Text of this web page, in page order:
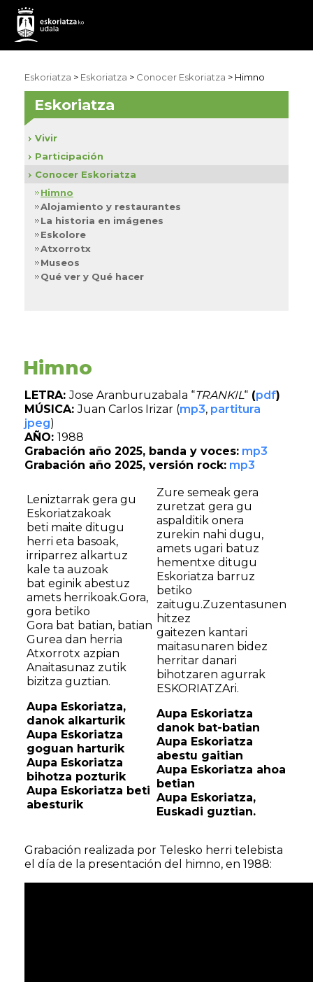
Eskoriatza > Eskoriatza > Conocer Eskoriatza > Himno
Himno
LETRA:Jose Aranburuzabala “TRANKIL“ (pdf)
MÚSICA:Juan Carlos Irizar (mp3, partitura
jpeg)
AÑO: 1988
Grabación año 2025, banda y voces: mp3
Grabación año 2025, versión rock: mp3
Leniztarrak gera gu
Eskoriatzakoak
beti maite ditugu
herri eta basoak,
irriparrez alkartuz
kale ta auzoak
bat eginik abestuz
amets herrikoak.Gora,
gora betiko
Gora bat batian, batian
Gurea dan herria
Atxorrotx azpian
Anaitasunaz zutik
bizitza guztian.
Aupa Eskoriatza,
danok alkarturik
Aupa Eskoriatza
goguan harturik
Aupa Eskoriatza
bihotza pozturik
Aupa Eskoriatza beti
abesturik
Zure semeak gera
zuretzat gera gu
aspalditik onera
zurekin nahi dugu,
amets ugari batuz
hementxe ditugu
Eskoriatza barruz
betiko
zaitugu.Zuzentasunen
hitzez
gaitezen kantari
maitasunaren bidez
herritar danari
bihotzaren agurrak
ESKORIATZAri.
Aupa Eskoriatza
danok bat-batian
Aupa Eskoriatza
abestu gaitian
Aupa Eskoriatza ahoa
betian
Aupa Eskoriatza,
Euskadi guztian.
Grabación realizada por Telesko herri telebista
el día de la presentación del himno, en 1988:
Eskoriatza
Vivir
Participación
Conocer Eskoriatza
Himno
Alojamiento y restaurantes
La historia en imágenes
Eskolore
Atxorrotx
Museos
Qué ver y Qué hacer